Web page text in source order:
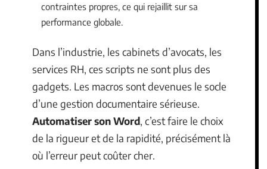
contraintes propres, ce qui rejaillit sur sa
performance globale.
Dans l’industrie, les cabinets d’avocats, les
services RH, ces scripts ne sont plus des
gadgets. Les macros sont devenues le socle
d’une gestion documentaire sérieuse.
Automatiser son Word, c’est faire le choix
de la rigueur et de la rapidité, précisément là
où l’erreur peut coûter cher.